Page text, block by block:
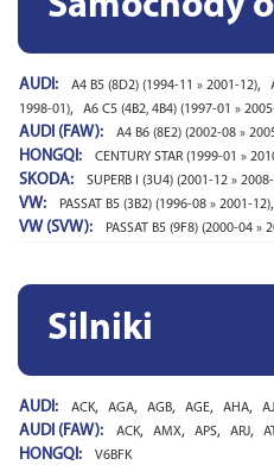
AUDI: A4 B5 (8D2) (1994-11 » 2001-12),
1998-01), A6 C5 (4B2, 4B4) (1997-01 »
AUDI (FAW): A4 B6 (8E2) (2002-08 »
HONGQI: CENTURY STAR (1999-01 »
SKODA: SUPERB I (3U4) (2001-12 »
VW: PASSAT B5 (3B2) (1996-08 » 2001-12),
VW (SVW): PASSAT B5 (9F8) (2000-04 »
Silniki
AUDI: ACK, AGA, AGB, AGE, AHA,
AUDI (FAW): ACK, AMX, APS, ARJ,
HONGQI: V6BFK